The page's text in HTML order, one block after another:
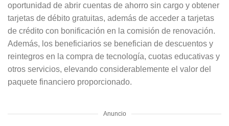
oportunidad de abrir cuentas de ahorro sin cargo y obtener
tarjetas de débito gratuitas, además de acceder a tarjetas
de crédito con bonificación en la comisión de renovación.
Además, los beneficiarios se benefician de descuentos y
reintegros en la compra de tecnología, cuotas educativas y
otros servicios, elevando considerablemente el valor del
paquete financiero proporcionado.
Anuncio